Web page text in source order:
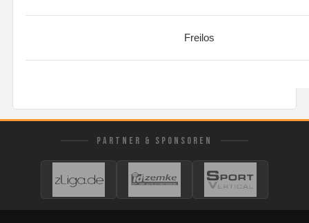
Freilos
PARTNER & SPONSOREN